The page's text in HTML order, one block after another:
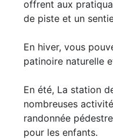
offrent aux
de piste et un
En hiver, vous
patinoire naturelle
En été, La station
nombreuses
randonnée
pour les enfants.